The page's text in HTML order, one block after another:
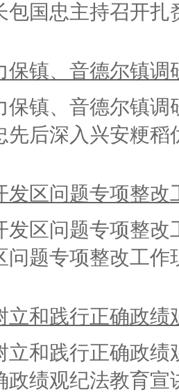
包国忠主持召开扎
保镇、音德尔镇调
保镇、音德尔镇
先后深入兴安粳稻
发区问题专项整改
发区问题专项整
问题专项整改工作
立和践行正确政绩
立和践行正确政
政绩观纪法教育宣